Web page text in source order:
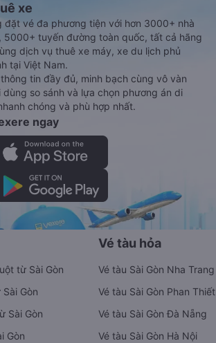
xe
đặt vé đa phương tiện với hơn 3000+ nhà
5000+ tuyến đường toàn quốc, tất cả hãng
dịch vụ thuê xe máy, xe du lịch phủ
tại Việt Nam.
tin đầy đủ, minh bạch cùng vô vàn
so sánh và lựa chọn phương án di
chóng và phù hợp nhất.
ngay
từ Sài Gòn
Gòn
Sài Gòn
Gòn
Vé tàu hỏa
Vé tàu Sài Gòn Nha Trang
Vé tàu Sài Gòn Phan Thiết
Vé tàu Sài Gòn Đà Nẵng
Vé tàu Sài Gòn Hà Nội